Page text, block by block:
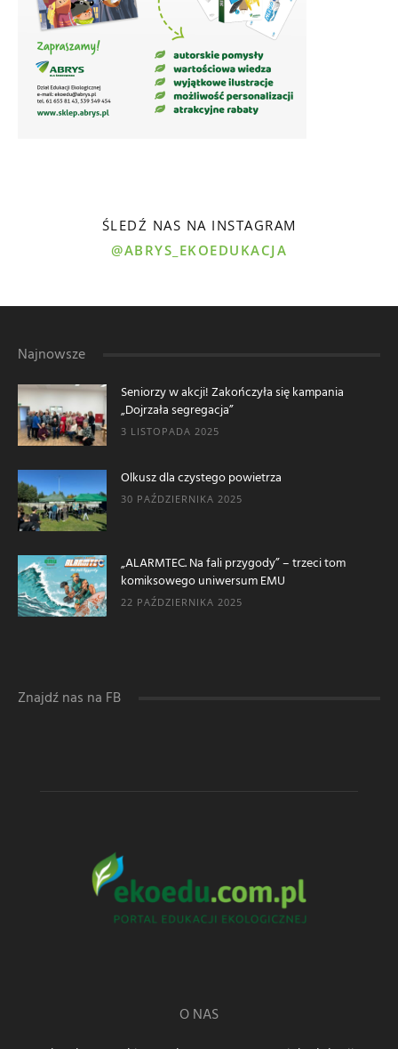
ŚLEDŹ NAS NA INSTAGRAM
@ABRYS_EKOEDUKACJA
Najnowsze
Seniorzy w akcji! Zakończyła się kampania
„Dojrzała segregacja”
3 LISTOPADA 2025
Olkusz dla czystego powietrza
30 PAŹDZIERNIKA 2025
„ALARMTEC. Na fali przygody” – trzeci tom
komiksowego uniwersum EMU
22 PAŹDZIERNIKA 2025
Znajdź nas na FB
O NAS